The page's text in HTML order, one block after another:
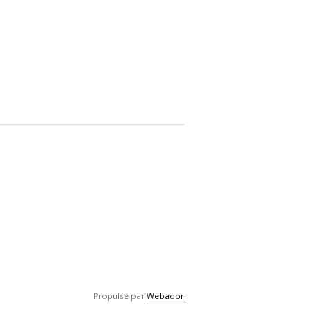
Propulsé par Webador